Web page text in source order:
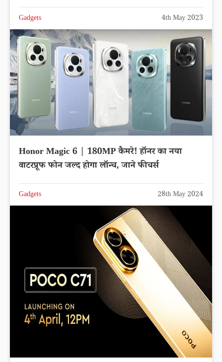
Gadgets 4th May 2023
Honor Magic 6 | 180MP कैमरे! हॉनर का नया
वाटरप्रूफ फोन जल्द होगा लॉन्च, जाने फीचर्स
Gadgets 28th May 2024